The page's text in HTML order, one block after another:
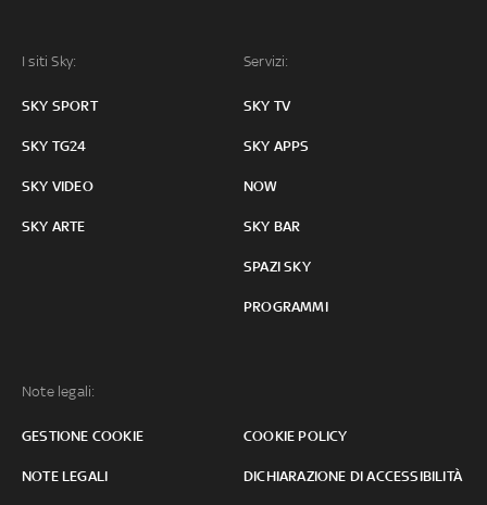
I siti Sky:
SKY SPORT
SKY TG24
SKY VIDEO
SKY ARTE
Servizi:
SKY TV
SKY APPS
NOW
SKY BAR
SPAZI SKY
PROGRAMMI
Note legali:
GESTIONE COOKIE COOKIE POLICY
NOTE LEGALI DICHIARAZIONE DI ACCESSIBILITÀ